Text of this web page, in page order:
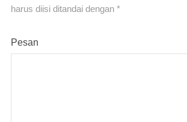
harus diisi ditandai dengan *
Pesan